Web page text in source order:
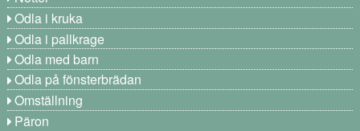
Odla i kruka
Odla i pallkrage
Odla med barn
Odla på fönsterbrädan
Omställning
Päron